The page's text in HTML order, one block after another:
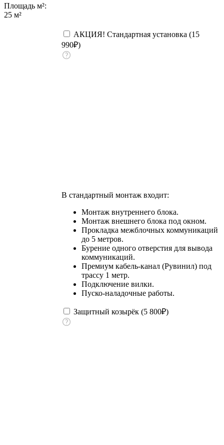
Площадь м²:
25 м²
АКЦИЯ! Стандартная установка (15
990₽)
В стандартный монтаж входит:
Монтаж внутреннего блока.
Монтаж внешнего блока под окном.
Прокладка межблочных коммуникаций
до 5 метров.
Бурение одного отверстия для вывода
коммуникаций.
Премиум кабель-канал (Рувинил) под
трассу 1 метр.
Подключение вилки.
Пуско-наладочные работы.
Защитный козырёк (5 800₽)